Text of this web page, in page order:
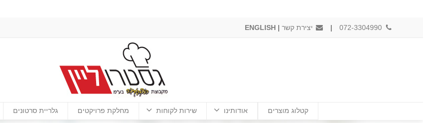
| יצירת קשר |
ENGLISH
קטלוג מוצרים אודותינו שירות לקוחות מחלקת פרויקטים גלריית סרטונים